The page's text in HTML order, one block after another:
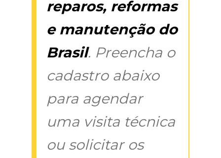
reparos, reformas
e manutenção do
Brasil. Preencha o
cadastro abaixo
para agendar
uma visita técnica
ou solicitar os